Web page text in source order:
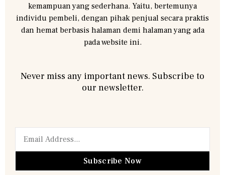
kemampuan yang sederhana. Yaitu, bertemunya
individu pembeli, dengan pihak penjual secara praktis
dan hemat berbasis halaman demi halaman yang ada
pada website ini.
Never miss any important news. Subscribe to
our newsletter.
Subscribe Now